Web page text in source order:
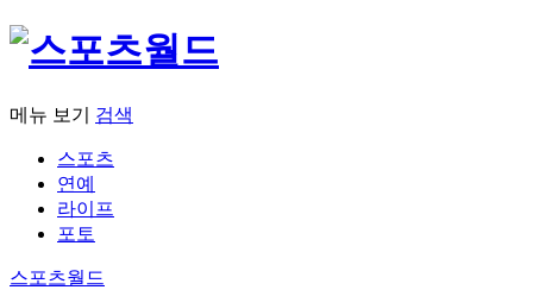
메뉴 보기 검색
스포츠
연예
라이프
포토
스포츠월드